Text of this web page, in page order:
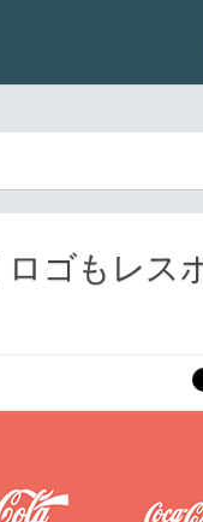
ゴもレス